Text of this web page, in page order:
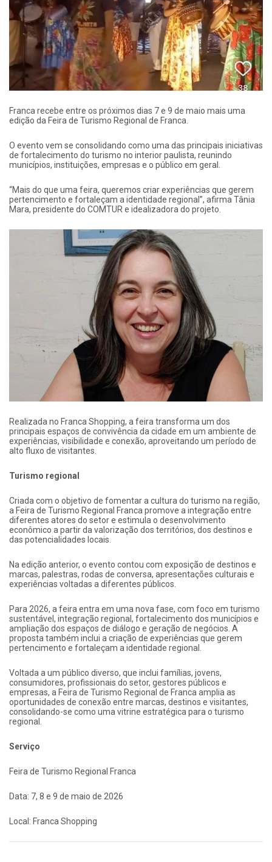
Franca recebe entre os próximos dias 7 e 9 de maio mais uma
edição da Feira de Turismo Regional de Franca.
O evento vem se consolidando como uma das principais iniciativas
de fortalecimento do turismo no interior paulista, reunindo
municípios, instituições, empresas e o público em geral.
“Mais do que uma feira, queremos criar experiências que gerem
pertencimento e fortaleçam a identidade regional”, afirma Tânia
Mara, presidente do COMTUR e idealizadora do projeto.
Realizada no Franca Shopping, a feira transforma um dos
principais espaços de convivência da cidade em um ambiente de
experiências, visibilidade e conexão, aproveitando um período de
alto fluxo de visitantes.
Turismo regional
Criada com o objetivo de fomentar a cultura do turismo na região,
a Feira de Turismo Regional Franca promove a integração entre
diferentes atores do setor e estimula o desenvolvimento
econômico a partir da valorização dos territórios, dos destinos e
das potencialidades locais.
Na edição anterior, o evento contou com exposição de destinos e
marcas, palestras, rodas de conversa, apresentações culturais e
experiências voltadas a diferentes públicos.
Para 2026, a feira entra em uma nova fase, com foco em turismo
sustentável, integração regional, fortalecimento dos municípios e
ampliação dos espaços de diálogo e geração de negócios. A
proposta também inclui a criação de experiências que gerem
pertencimento e fortaleçam a identidade regional.
Voltada a um público diverso, que inclui famílias, jovens,
consumidores, profissionais do setor, gestores públicos e
empresas, a Feira de Turismo Regional de Franca amplia as
oportunidades de conexão entre marcas, destinos e visitantes,
consolidando-se como uma vitrine estratégica para o turismo
regional.
Serviço
Feira de Turismo Regional Franca
Data: 7, 8 e 9 de maio de 2026
Local: Franca Shopping